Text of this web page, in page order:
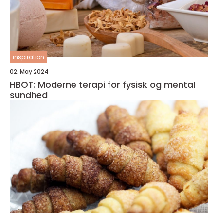
inspiration
02. May 2024
HBOT: Moderne terapi for fysisk og mental
sundhed